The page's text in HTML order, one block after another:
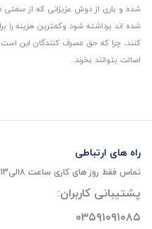
شده و باری از دوش عزیزانی که از
شده اند برداشته شود و‌کمترین هزینه را
کنند، چرا که حق مصرف کنندگان این
اصالت بتوانند بخرند..
راه های ارتباطی
تماس فقط روز های کاری ساعت 8الی13
پشتیبانی کاربران:
۰۳۵۹۱۰۹۱۰۸۵